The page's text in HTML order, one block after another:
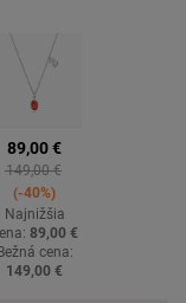
89,00 €
Price reduced from
149,00 €to
-40%
Najnižšia
89,00 €
Bežná cena:
149,00 €